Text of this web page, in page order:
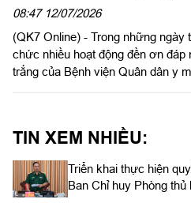
Quý
08:47 12/07/2026
(QK7 Online) - Trong những
chức nhiều hoạt động đền ơn
trắng của Bệnh viện Quân dân y
TIN XEM NHIỀU:
Triển khai thực hiện
Ban Chỉ huy Phòng